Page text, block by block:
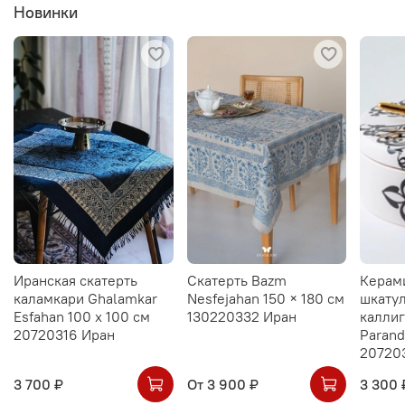
Новинки
Иранская скатерть
каламкари Ghalamkar
Esfahan 100 х 100 см
20720316 Иран
3 700 ₽
Скатерть Bazm
Nesfejahan 150 × 180 см
130220332 Иран
От 3 900 ₽
3 300